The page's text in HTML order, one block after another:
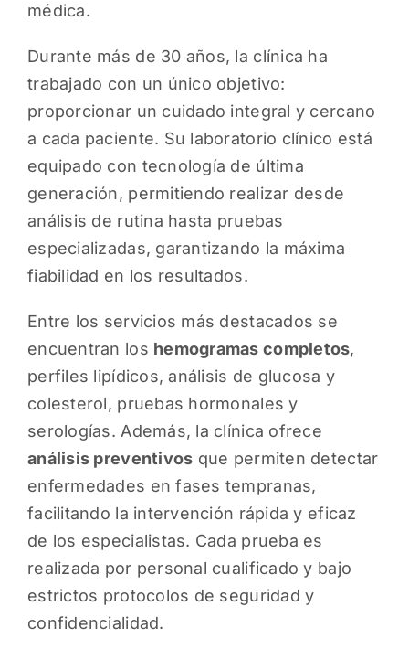
médica.
Durante más de 30 años, la clínica ha
trabajado con un único objetivo:
proporcionar un cuidado integral y cercano
a cada paciente. Su laboratorio clínico está
equipado con tecnología de última
generación, permitiendo realizar desde
análisis de rutina hasta pruebas
especializadas, garantizando la máxima
fiabilidad en los resultados.
Entre los servicios más destacados se
encuentran los hemogramas completos,
perfiles lipídicos, análisis de glucosa y
colesterol, pruebas hormonales y
serologías. Además, la clínica ofrece
análisis preventivos que permiten detectar
enfermedades en fases tempranas,
facilitando la intervención rápida y eficaz
de los especialistas. Cada prueba es
realizada por personal cualificado y bajo
estrictos protocolos de seguridad y
confidencialidad.